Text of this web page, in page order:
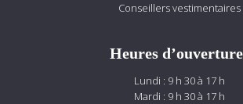
Conseillers vestimentaires
Heures
Lundi : 9 h 30 à 17 h
Mardi : 9 h 30 à 17 h